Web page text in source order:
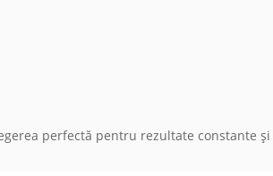
perfectă pentru rezultate constante